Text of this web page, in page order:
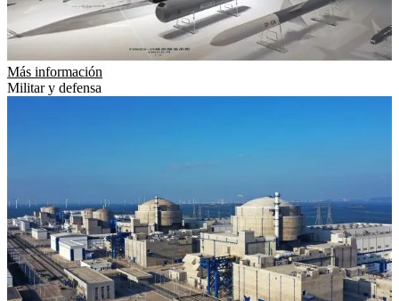
Más información
Militar y defensa